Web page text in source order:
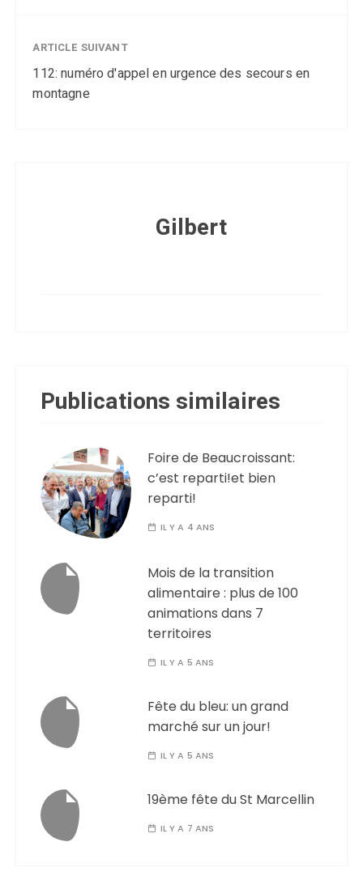
ARTICLE SUIVANT
112: numéro d'appel en urgence des secours en
montagne
Gilbert
Publications similaires
Foire de Beaucroissant:
c’est reparti!et bien
reparti!
IL Y A 4 ANS
Mois de la transition
alimentaire : plus de 100
animations dans 7
territoires
IL Y A 5 ANS
Fête du bleu: un grand
marché sur un jour!
IL Y A 5 ANS
19ème fête du St Marcellin
IL Y A 7 ANS